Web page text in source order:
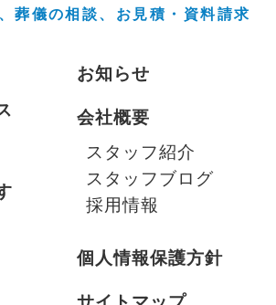
葬儀の相談、 お見積・資料請求
お知らせ
会社概要
スタッフ紹介
スタッフブログ
採用情報
個人情報保護方針